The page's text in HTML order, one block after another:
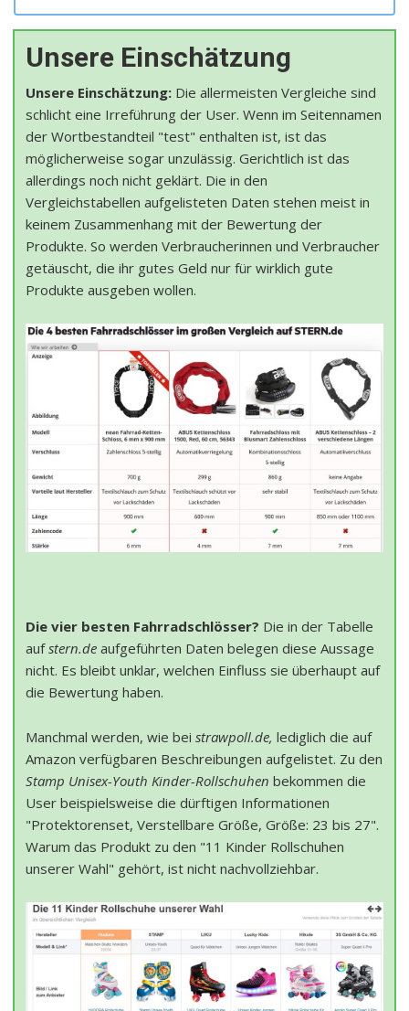
Unsere Einschätzung
Unsere Einschätzung: Die allermeisten Vergleiche sind
schlicht eine Irreführung der User. Wenn im Seitennamen
der Wortbestandteil "test" enthalten ist, ist das
möglicherweise sogar unzulässig. Gerichtlich ist das
allerdings noch nicht geklärt. Die in den
Vergleichstabellen aufgelisteten Daten stehen meist in
keinem Zusammenhang mit der Bewertung der
Produkte. So werden Verbraucherinnen und Verbraucher
getäuscht, die ihr gutes Geld nur für wirklich gute
Produkte ausgeben wollen.
Die vier besten Fahrradschlösser? Die in der Tabelle
aufstern.de aufgeführten Daten belegen diese Aussage
nicht. Es bleibt unklar, welchen Einfluss sie überhaupt auf
die Bewertung haben.
Manchmal werden, wie bei strawpoll.de, lediglich die auf
Amazon verfügbaren Beschreibungen aufgelistet. Zu den
Stamp Unisex-Youth Kinder-Rollschuhen bekommen die
User beispielsweise die dürftigen Informationen
"Protektorenset, Verstellbare Größe, Größe: 23 bis 27".
Warum das Produkt zu den "11 Kinder Rollschuhen
unserer Wahl" gehört, ist nicht nachvollziehbar.